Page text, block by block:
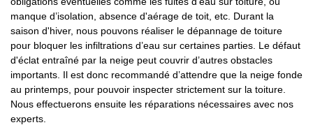
manque d’isolation, absence d'aérage de toit, etc. Durant la
saison d'hiver, nous pouvons réaliser le dépannage de toiture
pour bloquer les infiltrations d’eau sur certaines parties. Le défaut
d'éclat entraîné par la neige peut couvrir d’autres obstacles
importants. Il est donc recommandé d’attendre que la neige fonde
au printemps, pour pouvoir inspecter strictement sur la toiture.
Nous effectuerons ensuite les réparations nécessaires avec nos
experts.